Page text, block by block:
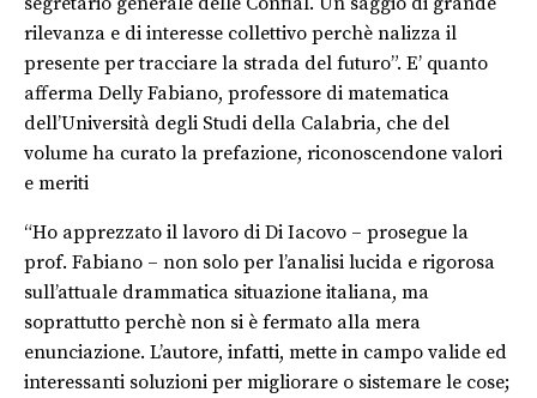
rilevanza e di interesse collettivo perchè nalizza il
presente per tracciare la strada del futuro”. E’ quanto
afferma Delly Fabiano, professore di matematica
dell’Università degli Studi della Calabria, che del
volume ha curato la prefazione, riconoscendone valori
e meriti
“Ho apprezzato il lavoro di Di Iacovo – prosegue la
prof. Fabiano – non solo per l’analisi lucida e rigorosa
sull’attuale drammatica situazione italiana, ma
soprattutto perchè non si è fermato alla mera
enunciazione. L’autore, infatti, mette in campo valide ed
interessanti soluzioni per migliorare o sistemare le cose;